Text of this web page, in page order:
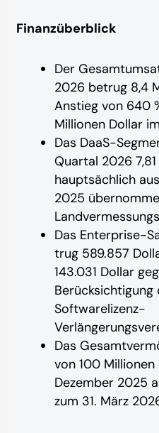
Finanzüberblick
Der
2026 betrug 8,4
Anstieg von 640
Millionen Dollar
Das DaaS-
Quartal 2026
hauptsächlich
2025
Das Enterprise-
trug 589.857
143.031 Dollar
Softwarelizenz-
Das
von 100 Millionen
Dezember 2025
zum 31. März